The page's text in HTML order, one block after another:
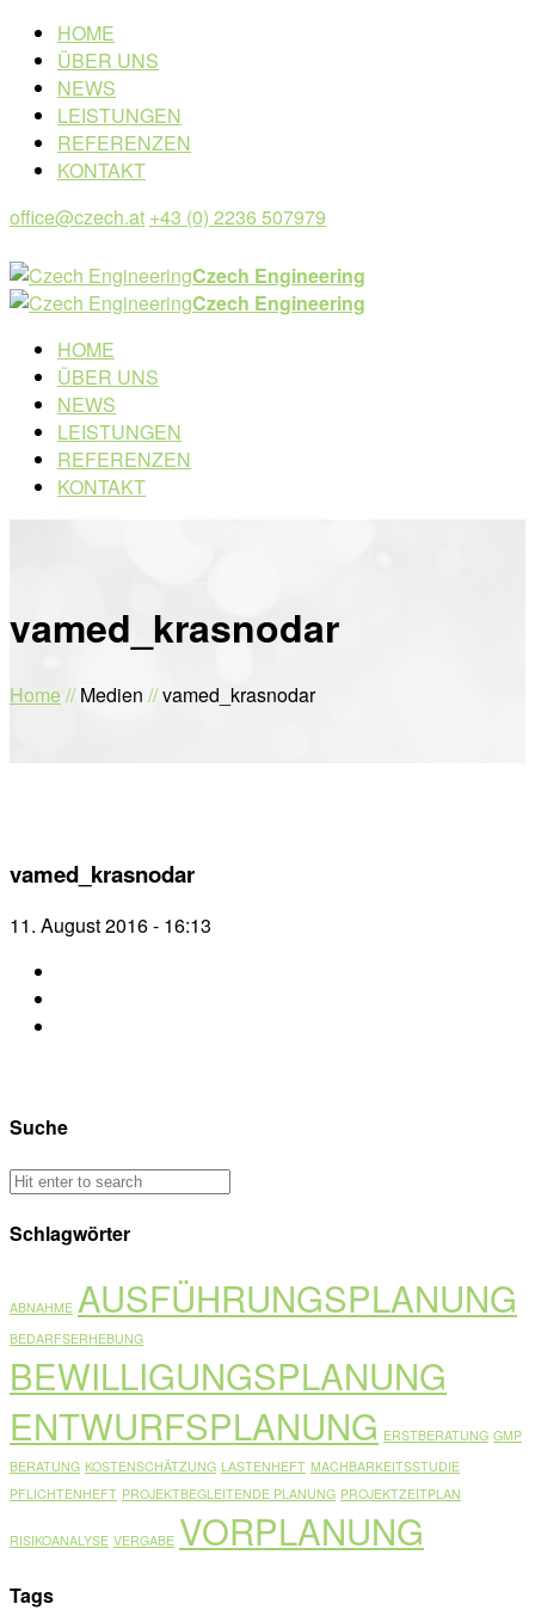
HOME
ÜBER UNS
NEWS
LEISTUNGEN
REFERENZEN
KONTAKT
office@czech.at +43 (0) 2236 507979
Czech Engineering
Czech Engineering
HOME
ÜBER UNS
NEWS
LEISTUNGEN
REFERENZEN
KONTAKT
vamed_krasnodar
Home //Medien //vamed_krasnodar
vamed_krasnodar
11. August 2016 - 16:13
Suche
Schlagwörter
ABNAHME AUSFÜHRUNGSPLANUNG
BEDARFSERHEBUNG
BEWILLIGUNGSPLANUNG
ENTWURFSPLANUNG ERSTBERATUNG GMP
BERATUNG KOSTENSCHÄTZUNG LASTENHEFT MACHBARKEITSSTUDIE
PFLICHTENHEFT PROJEKTBEGLEITENDE PLANUNG PROJEKTZEITPLAN
RISIKOANALYSE VERGABE VORPLANUNG
Tags